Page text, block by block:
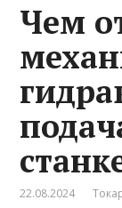
Чем
22.08.2024